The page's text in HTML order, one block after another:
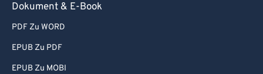
Dokument & E-Book
PDF Zu WORD
EPUB Zu PDF
EPUB Zu MOBI